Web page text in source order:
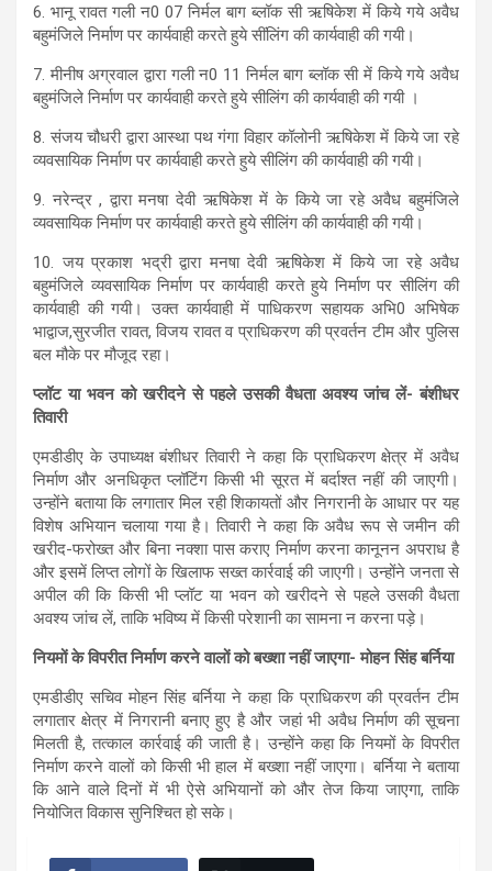
6. भानू रावत गली न0 07 निर्मल बाग ब्लॉक सी ऋषिकेश में किये गये अवैध
बहुमंजिले निर्माण पर कार्यवाही करते हुये सींलिंग की कार्यवाही की गयी।
7. मीनीष अग्रवाल द्वारा गली न0 11 निर्मल बाग ब्लॉक सी में किये गये अवैध
बहुमंजिले निर्माण पर कार्यवाही करते हुये सीलिंग की कार्यवाही की गयी ।
8. संजय चौधरी द्वारा आस्था पथ गंगा विहार कॉलोनी ऋषिकेश में किये जा रहे
व्यवसायिक निर्माण पर कार्यवाही करते हुये सीलिंग की कार्यवाही की गयी।
9. नरेन्द्र , द्वारा मनषा देवी ऋषिकेश में के किये जा रहे अवैध बहुमंजिले
व्यवसायिक निर्माण पर कार्यवाही करते हुये सीलिंग की कार्यवाही की गयी।
10. जय प्रकाश भद्री द्वारा मनषा देवी ऋषिकेश में किये जा रहे अवैध
बहुमंजिले व्यवसायिक निर्माण पर कार्यवाही करते हुये निर्माण पर सीलिंग की
कार्यवाही की गयी। उक्त कार्यवाही में पाधिकरण सहायक अभि0 अभिषेक
भाद्वाज,सुरजीत रावत, विजय रावत व प्राधिकरण की प्रवर्तन टीम और पुलिस
बल मौके पर मौजूद रहा।
प्लॉट या भवन को खरीदने से पहले उसकी वैधता अवश्य जांच लें- बंशीधर
तिवारी
एमडीडीए के उपाध्यक्ष बंशीधर तिवारी ने कहा कि प्राधिकरण क्षेत्र में अवैध
निर्माण और अनधिकृत प्लॉटिंग किसी भी सूरत में बर्दाश्त नहीं की जाएगी।
उन्होंने बताया कि लगातार मिल रही शिकायतों और निगरानी के आधार पर यह
विशेष अभियान चलाया गया है। तिवारी ने कहा कि अवैध रूप से जमीन की
खरीद-फरोख्त और बिना नक्शा पास कराए निर्माण करना कानूनन अपराध है
और इसमें लिप्त लोगों के खिलाफ सख्त कार्रवाई की जाएगी। उन्होंने जनता से
अपील की कि किसी भी प्लॉट या भवन को खरीदने से पहले उसकी वैधता
अवश्य जांच लें, ताकि भविष्य में किसी परेशानी का सामना न करना पड़े।
नियमों के विपरीत निर्माण करने वालों को बख्शा नहीं जाएगा- मोहन सिंह बर्निया
एमडीडीए सचिव मोहन सिंह बर्निया ने कहा कि प्राधिकरण की प्रवर्तन टीम
लगातार क्षेत्र में निगरानी बनाए हुए है और जहां भी अवैध निर्माण की सूचना
मिलती है, तत्काल कार्रवाई की जाती है। उन्होंने कहा कि नियमों के विपरीत
निर्माण करने वालों को किसी भी हाल में बख्शा नहीं जाएगा। बर्निया ने बताया
कि आने वाले दिनों में भी ऐसे अभियानों को और तेज किया जाएगा, ताकि
नियोजित विकास सुनिश्चित हो सके।